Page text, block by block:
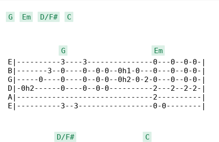
G Em D/F# C
G
Em
E|----------3----3---------------0---0--0-0-|
B|-------3--0----0--0-0--0h1-0---0---0--0-0-|
G|-----0----0----0--0-0--0h2-0-2-0---0--0-0-|
D|-0h2------0----0--0-0----------2---2--2-2-|
A|-------------------------------2----------|
E|----------3--3-----------------0-0--------|
D/F#
C